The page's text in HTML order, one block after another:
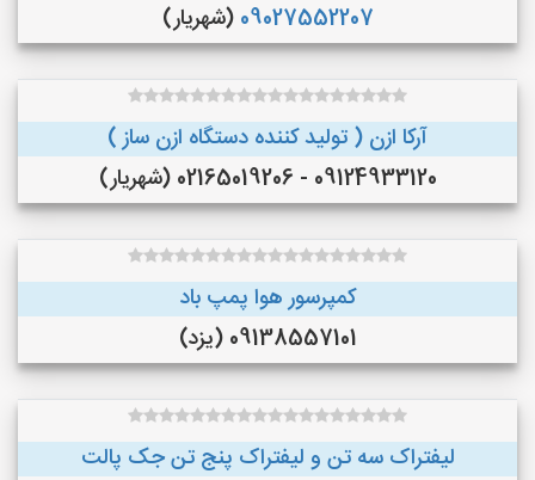
09027552207 (شهریار)
آرکا ازن ( تولید کننده دستگاه ازن ساز )
09124933120 - 02165019206 (شهریار)
کمپرسور هوا پمپ باد
09138557101 (یزد)
لیفتراک سه تن و لیفتراک پنج تن جک پالت